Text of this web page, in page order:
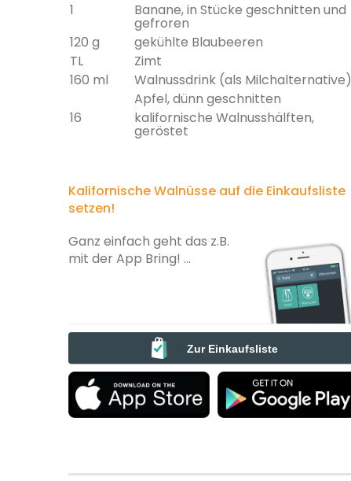
1 Banane, in Stücke geschnitten und
gefroren
120 g
gekühlte Blaubeeren
TL
Zimt
160 ml
Walnussdrink (als Milchalternative)
Apfel, dünn geschnitten
16
kalifornische Walnusshälften,
geröstet
Kalifornische Walnüsse auf die Einkaufsliste
setzen!
Ganz einfach geht das z.B.
mit der App Bring! ...
Zur Einkaufsliste